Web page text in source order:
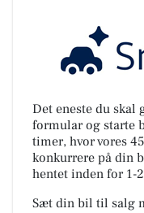
Det eneste du skal
formular og starte
timer, hvor vores
konkurrere på din
hentet inden for 1-
Sæt din bil til salg